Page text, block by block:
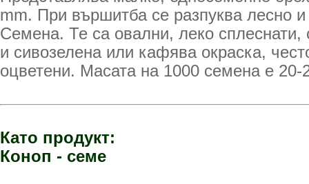
mm. При вършитба се разпуква лесно
Семена. Те са овални, леко сплеснати,
и сивозелена или кафява окраска,
оцветени. Масата на 1000 семена е 20-
Като продукт:
Коноп - семе